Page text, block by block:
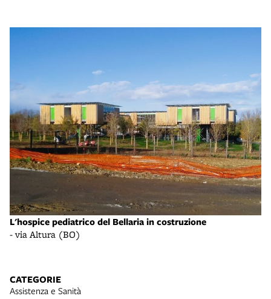
L'hospice pediatrico del Bellaria in costruzione
- via Altura (BO)
CATEGORIE
Assistenza e Sanità